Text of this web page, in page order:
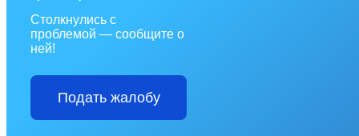
Столкнулись с
проблемой — сообщите о
ней!
Подать жалобу